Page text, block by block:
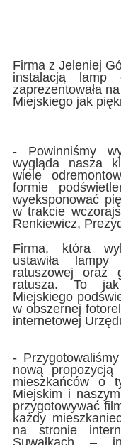
Firma z Jeleniej
instalacją lamp
zaprezentowała
Miejskiego jak
- Powinniśmy
wygląda nasza
wiele
formie
wyeksponować
w trakcie
Renkiewicz,
Firma, która
ustawiła
ratuszowej oraz
ratusza. To jak
Miejskiego
w obszernej
internetowej
-
nową
mieszkańców o
Miejskim i
przygotowywać
każdy
na stronie